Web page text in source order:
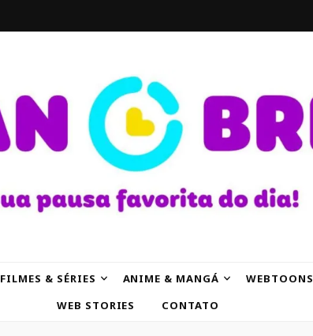
FILMES & SÉRIES ANIME & MANGÁ WEBTOONS
WEB STORIES
CONTATO